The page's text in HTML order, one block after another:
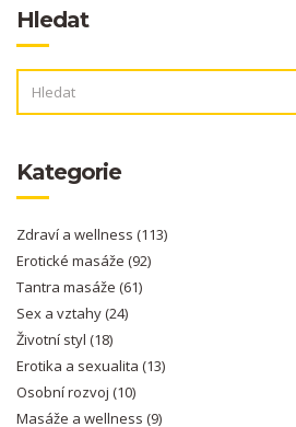
Hledat
Kategorie
Zdraví a wellness (113)
Erotické masáže (92)
Tantra masáže (61)
Sex a vztahy(24)
Životní styl (18)
Erotika a sexualita (13)
Osobní rozvoj (10)
Masáže a wellness (9)